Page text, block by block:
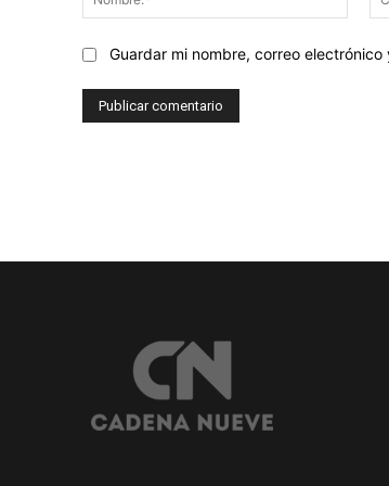
Guardar mi nombre, correo